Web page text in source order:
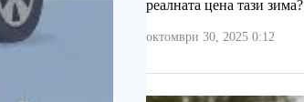
реалната цена тази зима?
октомври 30, 2025 0:12